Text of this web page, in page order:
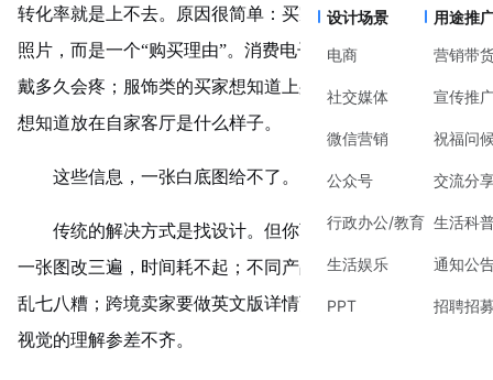
设计场景
电商
社交媒体
微信营销
公众号
行政办公/教育
生活娱乐
PPT
用途推
营销带
宣传推
祝福问
交流分
生活科
通知公
招聘招
转化率就是上不去。原因很简单：买家想要的不是一张产品
照片，而是一个“购买理由”。 消费电子类的买家想知道耳机
戴多久会疼；服饰类的买家想知道上身效果；家居类的买家
想知道放在自家客厅是什么样子。
这些信息，一张白底图给不了。
传统的解决方式是找设计。但你可能会遇到三种情况：
一张图改三遍，时间耗不起；不同产品找不同设计师，风格
乱七八糟；跨境卖家要做英文版详情页，本地设计师对电商
视觉的理解参差不齐。